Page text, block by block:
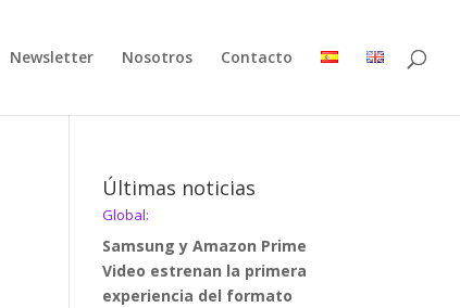
Newsletter Nosotros Contacto
Últimas noticias
Global:
Samsung y Amazon Prime
Video estrenan la primera
experiencia del formato